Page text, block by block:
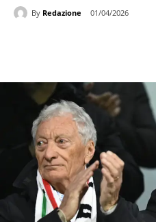
By Redazione 01/04/2026